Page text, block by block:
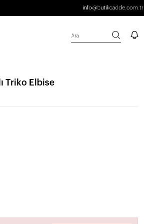
info@butikcadde.com.tr
Ara
Triko Elbise